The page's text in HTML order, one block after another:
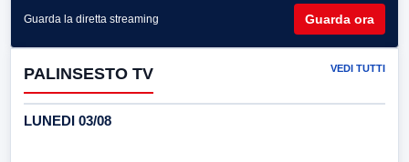
Guarda la diretta streaming Guarda ora
PALINSESTO TV VEDI TUTTI
LUNEDI 03/08